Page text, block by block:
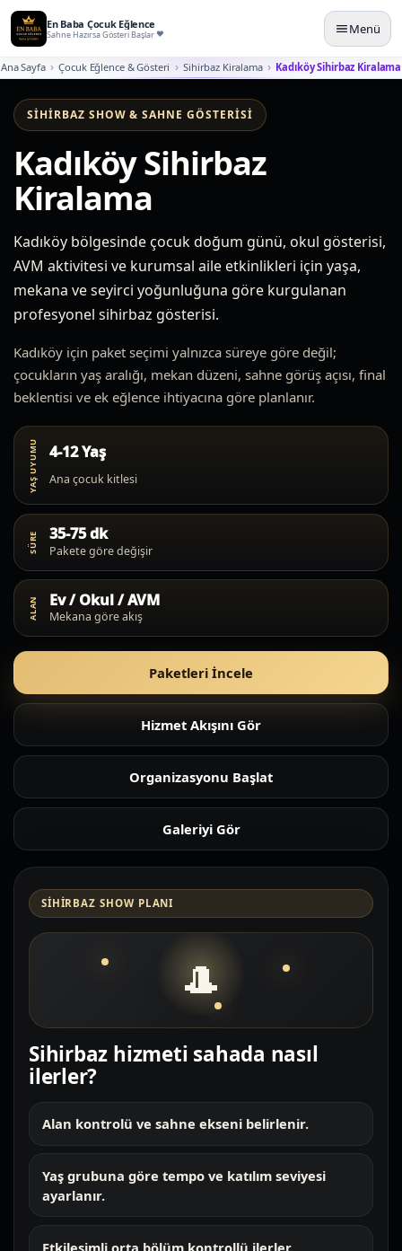
En Baba Çocuk Eğlence
Sahne Hazırsa Gösteri Başlar Menü
Ana Sayfa Çocuk Eğlence & Gösteri Sihirbaz Kiralama Kadıköy Sihirbaz Kiralama
SIHIRBAZ SHOW & SAHNE GÖSTERISI
Kadıköy Sihirbaz
Kiralama
Kadıköy bölgesinde çocuk doğum günü, okul gösterisi,
AVM aktivitesi ve kurumsal aile etkinlikleri için yaşa,
mekana ve seyirci yoğunluğuna göre kurgulanan
profesyonel sihirbaz gösterisi.
Kadıköy için paket seçimi yalnızca süreye göre değil;
çocukların yaş aralığı, mekan düzeni, sahne görüş açısı, final
beklentisi ve ek eğlence ihtiyacına göre planlanır.
YAŞ UYUMU 4-12 Yaş
Ana çocuk kitlesi
SÜRE 35-75 dk
Pakete göre değişir
ALAN Ev / Okul / AVM
Mekana göre akış
Paketleri İncele
Hizmet Akışını Gör
Organizasyonu Başlat
Galeriyi Gör
SIHIRBAZ SHOW PLANI
🎩
Sihirbaz hizmeti sahada nasıl
ilerler?
Alan kontrolü ve sahne ekseni belirlenir.
Yaş grubuna göre tempo ve katılım seviyesi
ayarlanır.
Etkileşimli orta bölüm kontrollü ilerler.